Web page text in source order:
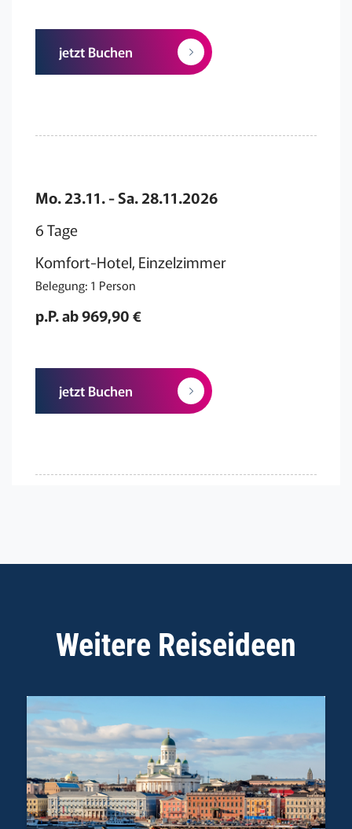
jetzt Buchen
Mo. 23.11. - Sa. 28.11.2026
6 Tage
Komfort-Hotel, Einzelzimmer
Belegung: 1 Person
p.P. ab 969,90 €
jetzt Buchen
Weitere Reiseideen